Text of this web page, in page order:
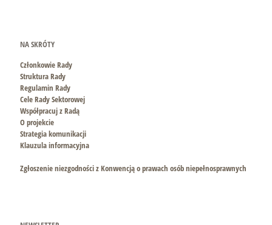
NA SKRÓTY
Członkowie Rady
Struktura Rady
Regulamin Rady
Cele Rady Sektorowej
Współpracuj z Radą
O projekcie
Strategia komunikacji
Klauzula informacyjna
Zgłoszenie niezgodności z Konwencją o prawach osób niepełnosprawnych